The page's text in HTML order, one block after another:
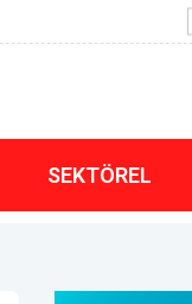
SEKTÖREL